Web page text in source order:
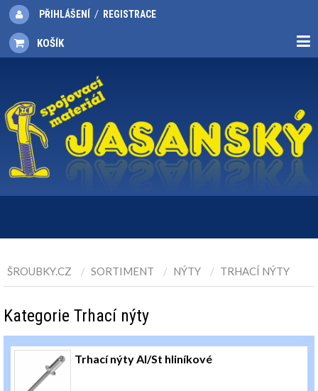
PŘIHLÁŠENÍ / REGISTRACE
KOŠÍK
ŠROUBKY.CZ SORTIMENT NÝTY TRHACÍ NÝTY
Kategorie Trhací nýty
Trhací nýty Al/St hliníkové